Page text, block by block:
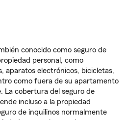
conocido como seguro de
personal, como
aparatos electrónicos, bicicletas,
como fuera de su apartamento
La cobertura del seguro de
incluso a la propiedad
de inquilinos normalmente